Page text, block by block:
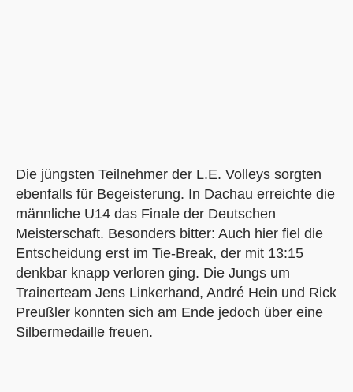
Die jüngsten Teilnehmer der L.E. Volleys sorgten
ebenfalls für Begeisterung. In Dachau erreichte die
männliche U14 das Finale der Deutschen
Meisterschaft. Besonders bitter: Auch hier fiel die
Entscheidung erst im Tie-Break, der mit 13:15
denkbar knapp verloren ging. Die Jungs um
Trainerteam Jens Linkerhand, André Hein und Rick
Preußler konnten sich am Ende jedoch über eine
Silbermedaille freuen.